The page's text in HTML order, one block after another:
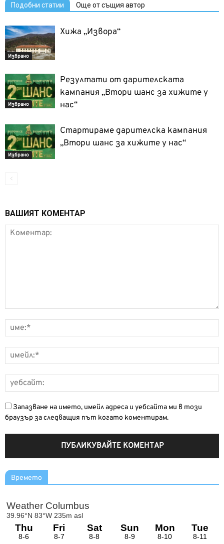
Подобни статии Още от същия автор
Избрано
Хижа „Извора“
Избрано
Резултати от дарителската
кампания „Втори шанс за хижите у
нас“
Избрано
Стартираме дарителска кампания
„Втори шанс за хижите у нас“
ВАШИЯТ КОМЕНТАР
Запазване на името, имейл адреса и уебсайта ми в този
браузър за следващия път когато коментирам.
Времето